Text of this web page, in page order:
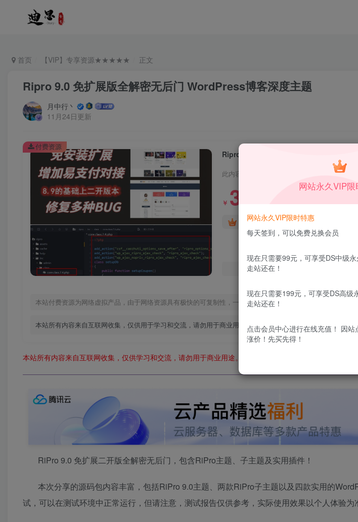
首页 【VIP】专享资源★★★★★ 正文
Ripro 9.0 免扩展版全解密无后门 WordPress博客深度主题
月中行丶
11月24日更新
Ripro 9.0，不能用可随时退款
此内容为付费资源，请付费后查看
￥ 3.99 ￥99
DS中级会员免费 DS高级会员
您
本站付费资源为网络虚拟产品，由于网络资源具有极快的可复制性，一经出售不予退款，购买如有疑问请及时联
本站所有内容来自互联网收集，仅供用于学习和交流，请勿用于商业用途。如有侵权、不妥之处，请第一时间
付费资源
本站所有内容来自互联网收集，仅供学习和交流，请勿用于商业用途。如有侵权、不妥之处，请第一时间联
RiPro 9.0 免扩展二开版全解密无后门，包含RiPro主题、子主题及实用插件！
本次分享的源码包内容丰富，包括RiPro 9.0主题、两款RiPro子主题以及四款实用的
试，可以在测试环境中正常运行，但请注意，测试报告仅供参考，实际使用效果以个人体验为
网站永久VIP
网站永久VIP限时特惠
每天签到，可以免费兑换会员
现在只需要99元，可享受DS中级
走站还在！
现在只需要199元，可享受DS高级
走站还在！
点击会员中心进行在线充值！ 因站
涨价！先买先得！